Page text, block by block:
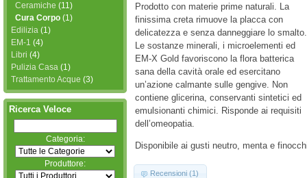
Prodotto con materie prime naturali. La
finissima creta rimuove la placca con
delicatezza e senza danneggiare lo smalto.
Le sostanze minerali, i microelementi ed
EM-X Gold favoriscono la flora batterica
sana della cavità orale ed esercitano
un’azione calmante sulle gengive. Non
contiene glicerina, conservanti sintetici ed
emulsionanti chimici. Risponde ai requisiti
dell’omeopatia.
Disponibile ai gusti neutro, menta e
Recensioni (1)
Ceramiche (11)
Cura Corpo (1)
Edilizia (1)
EM-1 (4)
Libri (4)
Pulizia Casa (1)
Trattamento Acque (3)
Ricerca Veloce
Categoria:
Produttore: